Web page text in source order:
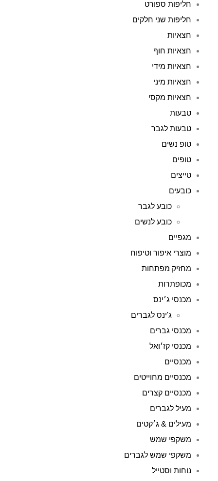
חליפות ספורט
חליפות שני חלקים
חצאיות
חצאיות חוף
חצאיות מידי
חצאיות מיני
חצאיות מקסי
טבעות
טבעות לגבר
טופ נשים
טופים
טייצים
כובעים
כובע לגבר
כובע לנשים
מגפיים
מוצרי איפור וטיפוח
מחזיק מפתחות
מכופתרות
מכנסי ג׳ינס
ג'ינס לגברים
מכנסי גברים
מכנסי קז׳ואל
מכנסיים
מכנסיים מחוייטים
מכנסיים קצרים
מעיל לגברים
מעילים & ג׳קטים
משקפי שמש
משקפי שמש לגברים
נוחות וסטייל